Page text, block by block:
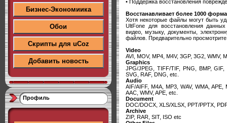
Бизнес-Экономиика
Обои
Скрипты для uCoz
Добавить новость
Профиль
• Поддержка восстановления
Восстанавливает более 1000
Хотя некоторые файлы могут быть
UltFone для восстановления
видео, музыку, документы,
файлов. Предварительно
Video
AVI, MOV, MP4, M4V, 3GP, 3G2, WMV,
Graphics
JPG/JPEG, TIFF/TIF, PNG, BMP,
SVG, RAF, DNG, etc.
Audio
AIF/AIFF, M4A, MP3, WAV, WMA,
AAC, WMV, APE, etc.
Document
DOC/DOCX, XLS/XLSX, PPT/PPTX,
Archive
ZIP, RAR, SIT, ISO etc